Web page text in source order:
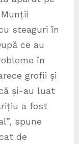
steaguri în
ce au
în
grofii și
și-au luat
a fost
spune
de